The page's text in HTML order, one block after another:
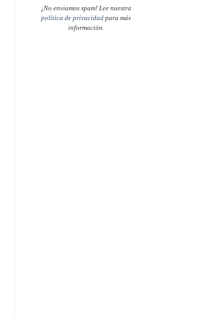
¡No enviamos spam! Lee nuestra
política de privacidad para más
información.